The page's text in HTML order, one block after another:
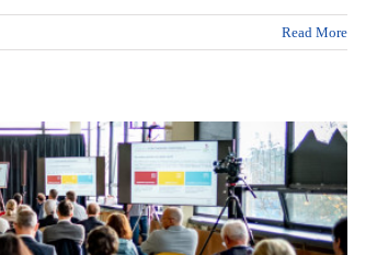
Read More